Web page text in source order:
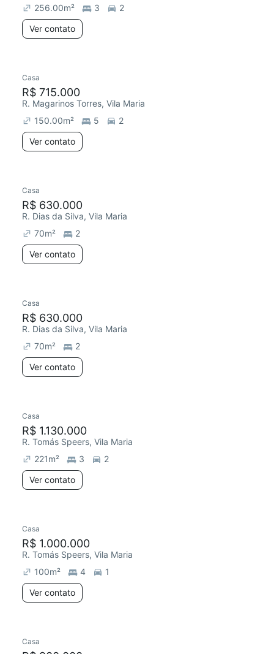
256.00m² 3
2
Ver contato
Casa
R$ 715.000
R. Magarinos Torres, Vila Maria
150.00m² 5
2
Ver contato
Casa
R$ 630.000
R. Dias da Silva, Vila Maria
70m²
2
Ver contato
Casa
R$ 630.000
R. Dias da Silva, Vila Maria
70m²
2
Ver contato
Casa
R$ 1.130.000
R. Tomás Speers, Vila Maria
221m² 3
2
Ver contato
Casa
R$ 1.000.000
R. Tomás Speers, Vila Maria
100m² 4
1
Ver contato
Casa